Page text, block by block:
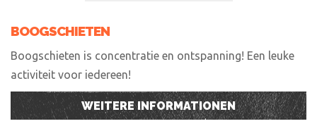
BOOGSCHIETEN
Boogschieten is concentratie en ontspanning! Een leuke
activiteit voor iedereen!
WEITERE INFORMATIONEN